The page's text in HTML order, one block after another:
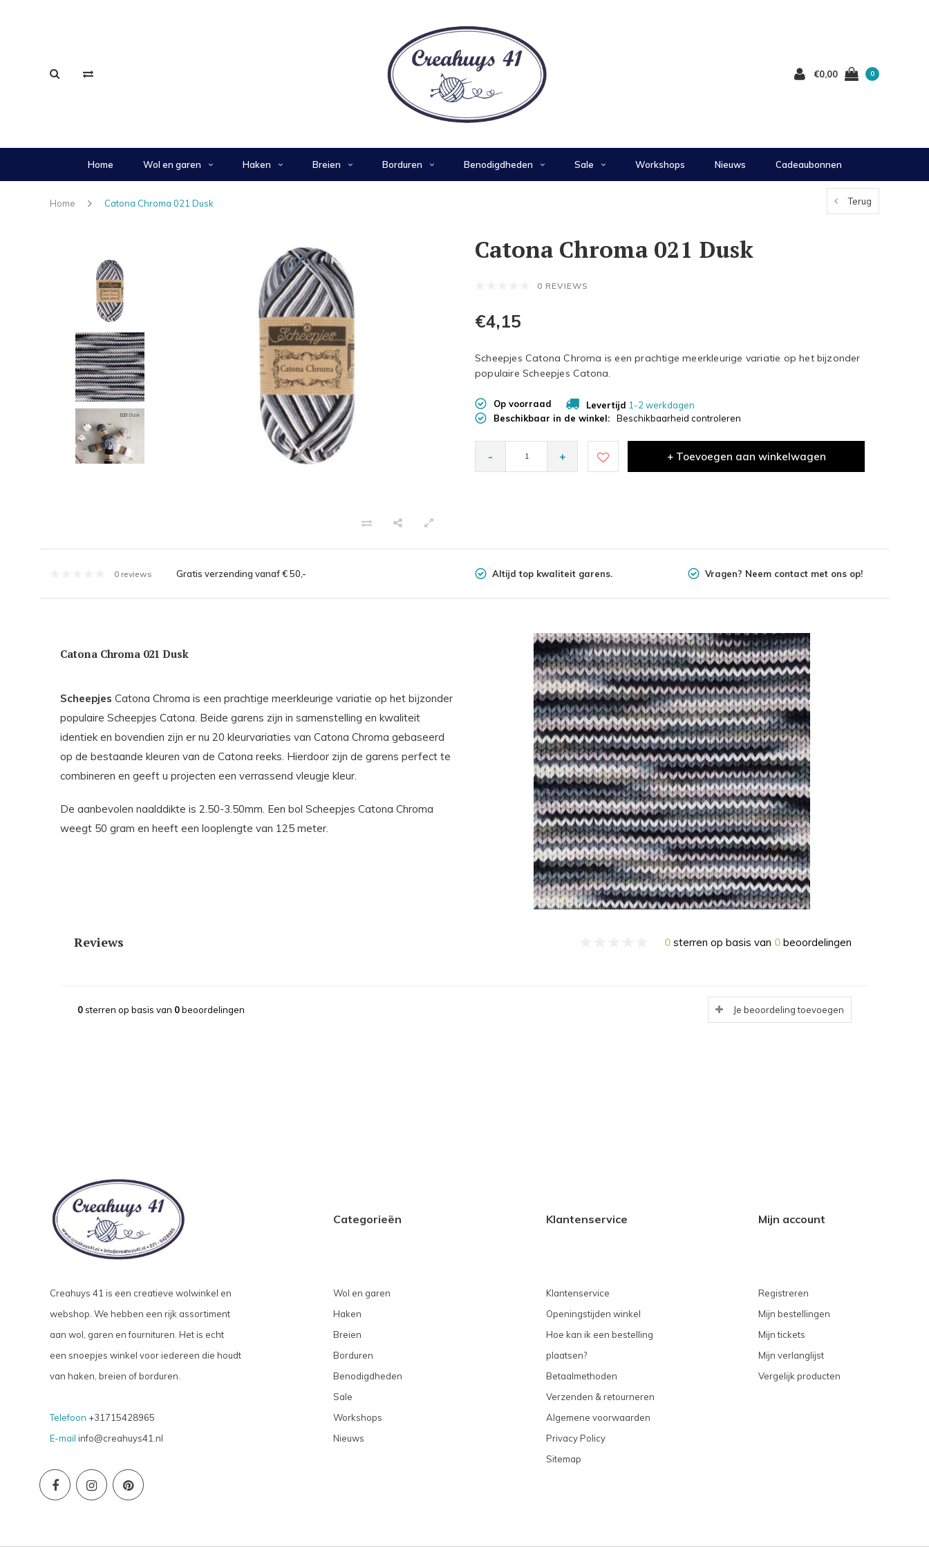
€0,00 0
Home Wol en garen Haken Breien Borduren Benodigdheden Sale Workshops Nieuws Cadeaubonnen
Home Catona Chroma 021 Dusk Terug
Catona Chroma 021 Dusk
0 REVIEWS
€4,15
Scheepjes Catona Chroma is een prachtige meerkleurige variatie op het bijzonder
populaire Scheepjes Catona.
Op voorraad Levertijd 1-2 werkdagen
Beschikbaar in de winkel:
Beschikbaarheid controleren
- + + Toevoegen aan winkelwagen
0 reviews Gratis verzending vanaf € 50,- Altijd top kwaliteit garens. Vragen? Neem contact met ons op!
Catona Chroma 021 Dusk
Scheepjes Catona Chroma is een prachtige meerkleurige variatie op het bijzonder
populaire Scheepjes Catona. Beide garens zijn in samenstelling en kwaliteit
identiek en bovendien zijn er nu 20 kleurvariaties van Catona Chroma gebaseerd
op de bestaande kleuren van de Catona reeks. Hierdoor zijn de garens perfect te
combineren en geeft u projecten een verrassend vleugje kleur.
De aanbevolen naalddikte is 2.50-3.50mm. Een bol Scheepjes Catona Chroma
weegt 50 gram en heeft een looplengte van 125 meter.
Reviews 0 sterren op basis van 0 beoordelingen
0sterren op basis van 0beoordelingen Je beoordeling toevoegen
Creahuys 41 is een creatieve wolwinkel en
webshop. We hebben een rijk assortiment
aan wol, garen en fournituren. Het is echt
een snoepjes winkel voor iedereen die houdt
van haken, breien of borduren.
Telefoon +31715428965
E-mail info@creahuys41.nl
Categorieën
Wol en garen
Haken
Breien
Borduren
Benodigdheden
Sale
Workshops
Nieuws
Klantenservice
Klantenservice
Openingstijden winkel
Hoe kan ik een bestelling
plaatsen?
Betaalmethoden
Verzenden & retourneren
Algemene voorwaarden
Privacy Policy
Sitemap
Mijn account
Registreren
Mijn bestellingen
Mijn tickets
Mijn verlanglijst
Vergelijk producten